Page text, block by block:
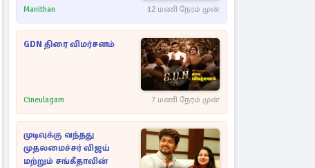
ராசிகள்!
Manithan 12 மணி நேரம் முன்
GDN திரை விமர்சனம்
Cineulagam 7 மணி நேரம் முன்
முடிவுக்கு வந்தது
முதலமைச்சர் விஜய்
மற்றும் சங்கீதாவின்